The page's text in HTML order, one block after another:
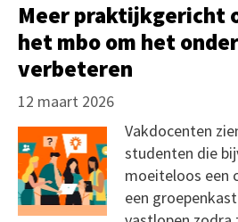
Meer praktijkgericht
het mbo om het
verbeteren
12 maart 2026
Vakdocenten
studenten die
moeiteloos een
een